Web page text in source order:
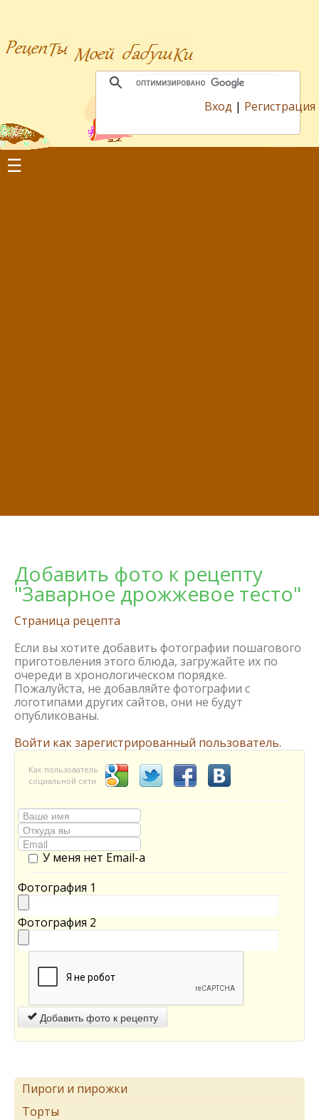
Вход | Регистрация
☰
Добавить фото к рецепту
"Заварное дрожжевое тесто"
Страница рецепта
Если вы хотите добавить фотографии пошагового
приготовления этого блюда, загружайте их по
очереди в хронологическом порядке.
Пожалуйста, не добавляйте фотографии с
логотипами других сайтов, они не будут
опубликованы.
Войти как зарегистрированный пользователь.
Как пользователь
социальной сети
У меня нет Email-а
Фотография 1
Фотография 2
Добавить фото к рецепту
Пироги и пирожки
Торты